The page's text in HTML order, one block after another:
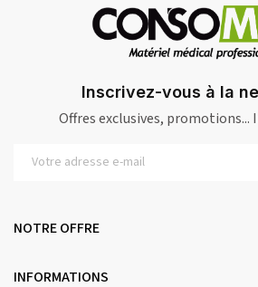
Inscrivez-vous à la
Offres exclusives, promotions...
NOTRE OFFRE
INFORMATIONS